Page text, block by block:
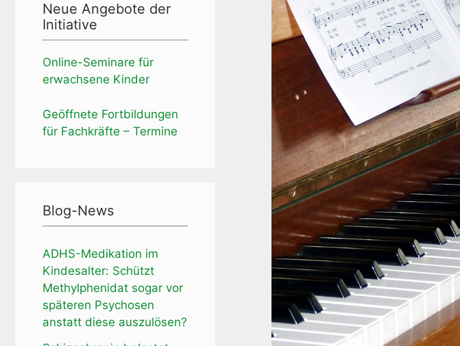
Neue Angebote der
Initiative
Online-Seminare für
erwachsene Kinder
Geöffnete Fortbildungen
für Fachkräfte – Termine
Blog-News
ADHS-Medikation im
Kindesalter: Schützt
Methylphenidat sogar vor
späteren Psychosen
anstatt diese auszulösen?